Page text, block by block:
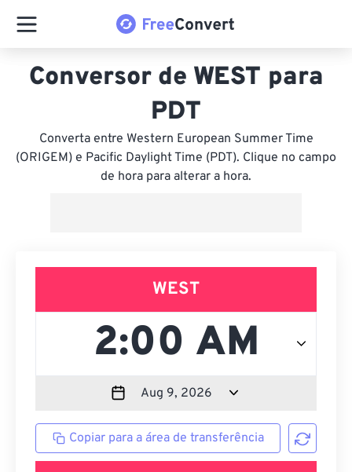
Conversor de WEST para
PDT
Converta entre Western European Summer Time
(ORIGEM) e Pacific Daylight Time (PDT). Clique no campo
de hora para alterar a hora.
WEST
Copiar para a área de transferência